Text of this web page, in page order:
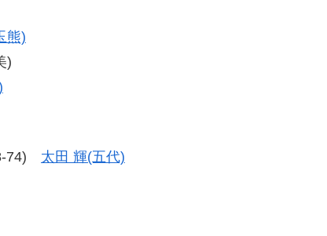
熊)
)
74) 太田 輝(五代)